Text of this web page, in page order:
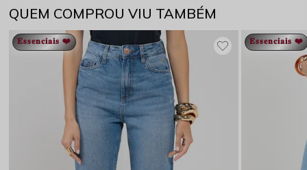
QUEM COMPROU VIU TAMBÉM
𝐄𝐬𝐬𝐞𝐧𝐜𝐢𝐚𝐢𝐬 ❤️ 𝐄𝐬𝐬𝐞𝐧𝐜𝐢𝐚𝐢𝐬 ❤️